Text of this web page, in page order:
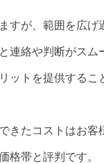
すが、範囲を広げ
連絡や判断がスム
ットを提供するこ
きたコストはお客
格帯と評判です。